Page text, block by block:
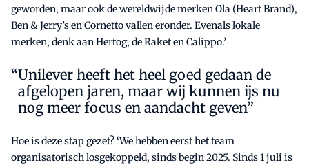
geworden, maar ook de wereldwijde merken Ola (Heart Brand),
Ben & Jerry’s en Cornetto vallen eronder. Evenals lokale
merken, denk aan Hertog, de Raket en Calippo.’
Unilever heeft het heel goed gedaan de
afgelopen jaren, maar wij kunnen ijs nu
nog meer focus en aandacht geven”
Hoe is deze stap gezet? ‘We hebben eerst het team
organisatorisch losgekoppeld, sinds begin 2025. Sinds 1 juli is